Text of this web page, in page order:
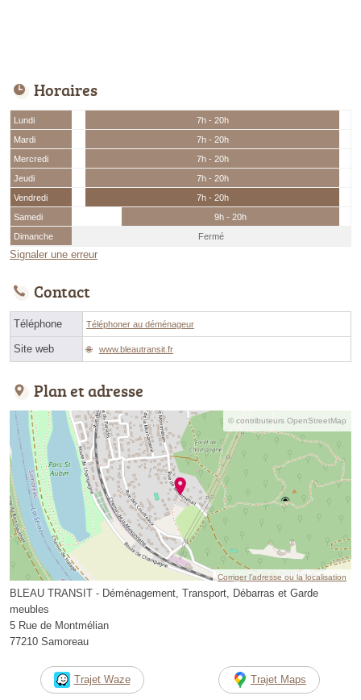
Horaires
Lundi
7h - 20h
Mardi
7h - 20h
Mercredi
7h - 20h
Jeudi
7h - 20h
Vendredi
7h - 20h
Samedi
9h - 20h
Dimanche
Fermé
Signaler une erreur
Contact
Téléphone Téléphoner au déménageur
Site web www.bleautransit.fr
Plan et adresse
© contributeurs OpenStreetMap
Corriger l’adresse ou la localisation
BLEAU TRANSIT - Déménagement, Transport, Débarras et Garde
meubles
5 Rue de Montmélian
77210 Samoreau
Trajet Waze Trajet Maps